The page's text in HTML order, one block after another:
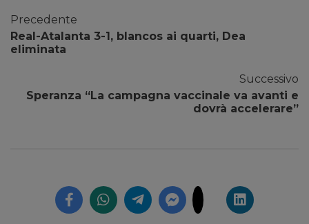
Precedente
Real-Atalanta 3-1, blancos ai quarti, Dea
eliminata
Successivo
Speranza “La campagna vaccinale va avanti e
dovrà accelerare”